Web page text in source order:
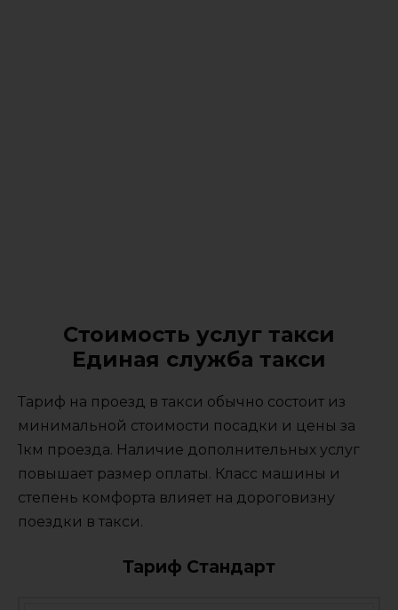
Стоимость услуг такси
Единая служба такси
Тариф на проезд в такси обычно состоит из
минимальной стоимости посадки и цены за
1км проезда. Наличие дополнительных услуг
повышает размер оплаты. Класс машины и
степень комфорта влияет на дороговизну
поездки в такси.
Тариф Стандарт